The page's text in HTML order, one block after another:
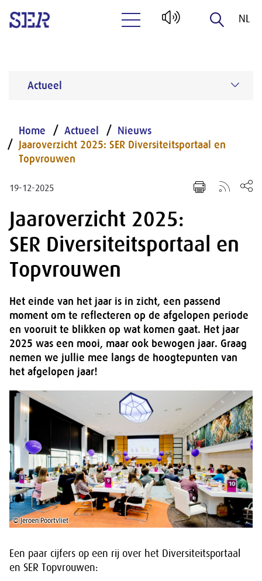
NL
Actueel
Home Actueel
Nieuws
Jaaroverzicht 2025: SER Diversiteitsportaal en
Topvrouwen
19-12-2025
Jaaroverzicht 2025:
SER Diversiteitsportaal en
Topvrouwen
Het einde van het jaar is in zicht, een passend
moment om te reflecteren op de afgelopen periode
en vooruit te blikken op wat komen gaat. Het jaar
2025 was een mooi, maar ook bewogen jaar. Graag
nemen we jullie mee langs de hoogtepunten van
het afgelopen jaar!
© Jeroen Poortvliet
Een paar cijfers op een rij over het Diversiteitsportaal
en SER Topvrouwen: